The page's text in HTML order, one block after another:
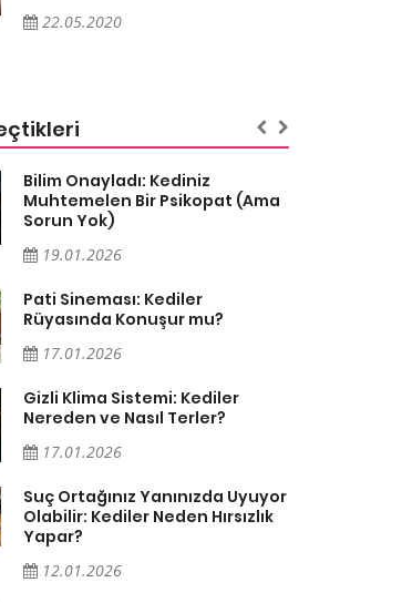
22.05.2020
Bilim Onayladı: Kediniz
Muhtemelen Bir Psikopat (Ama
Sorun Yok)
19.01.2026
Pati Sineması: Kediler
Rüyasında Konuşur mu?
17.01.2026
Gizli Klima Sistemi: Kediler
Nereden ve Nasıl Terler?
17.01.2026
Suç Ortağınız Yanınızda Uyuyor
Olabilir: Kediler Neden Hırsızlık
Yapar?
12.01.2026